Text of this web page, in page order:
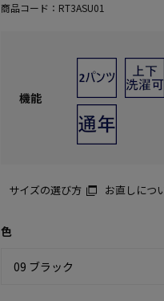
商品コード： RT3ASU01
機能
サイズの選び方 お直しにつ
色